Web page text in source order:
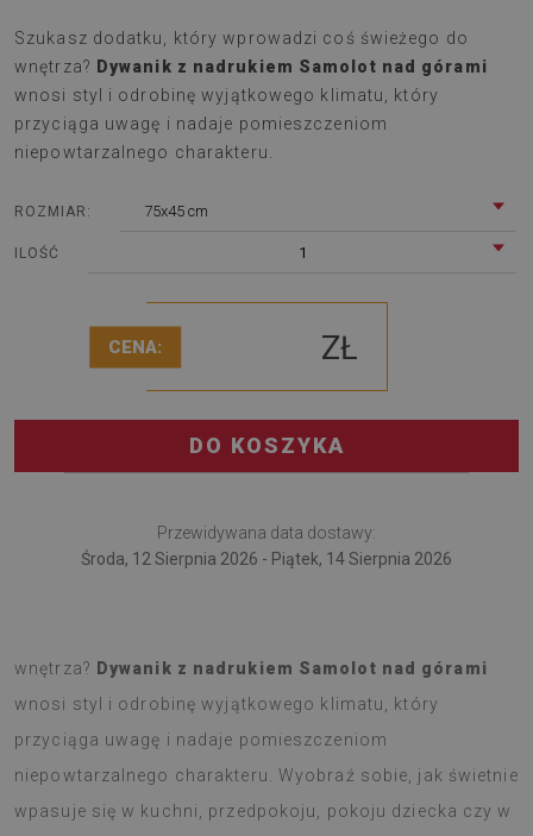
Szukasz dodatku, który wprowadzi coś świeżego do
wnętrza? Dywanik z nadrukiem Samolot nad górami
wnosi styl i odrobinę wyjątkowego klimatu, który
przyciąga uwagę i nadaje pomieszczeniom
niepowtarzalnego charakteru.
ROZMIAR: 75x45 cm
ILOŚĆ 1
CENA: ZŁ
DO KOSZYKA
Przewidywana data dostawy:
Środa, 12 Sierpnia 2026 - Piątek, 14 Sierpnia 2026
wnętrza? Dywanik z nadrukiem Samolot nad górami
wnosi styl i odrobinę wyjątkowego klimatu, który
przyciąga uwagę i nadaje pomieszczeniom
niepowtarzalnego charakteru. Wyobraź sobie, jak świetnie
wpasuje się w kuchni, przedpokoju, pokoju dziecka czy w